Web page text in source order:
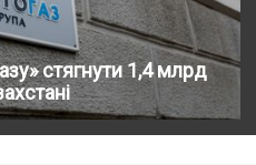
стягнути 1,4 млрд